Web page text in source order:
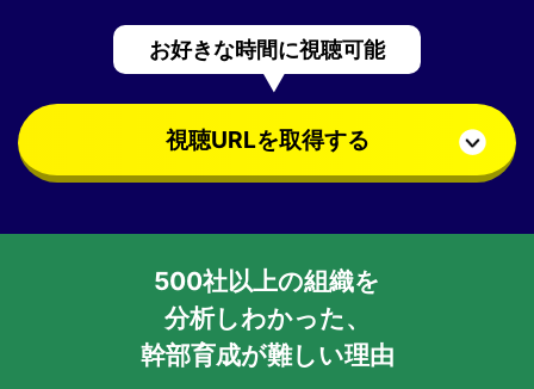
お好きな時間に視聴可能
視聴URLを取得する
500社以上の組織を
分析しわかった、
幹部育成が難しい理由